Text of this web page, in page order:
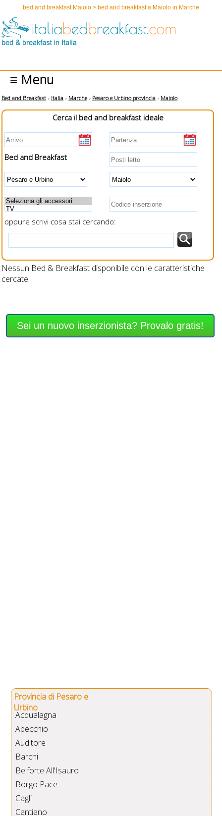
bed and breakfast Maiolo > bed and breakfast a Maiolo in Marche
≡ Menu
Bed and Breakfast Italia Marche Pesaro e Urbino provincia Maiolo
Cerca il bed and breakfast ideale
Bed and Breakfast
oppure scrivi cosa stai cercando:
Nessun Bed & Breakfast disponibile con le caratteristiche
cercate.
Sei un nuovo inserzionista? Provalo gratis!
Provincia di Pesaro e
Urbino
Acqualagna
Apecchio
Auditore
Barchi
Belforte All'Isauro
Borgo Pace
Cagli
Cantiano